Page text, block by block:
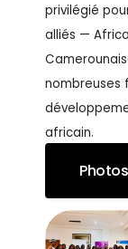
privilégié
alliés —
nombreuses
africain.